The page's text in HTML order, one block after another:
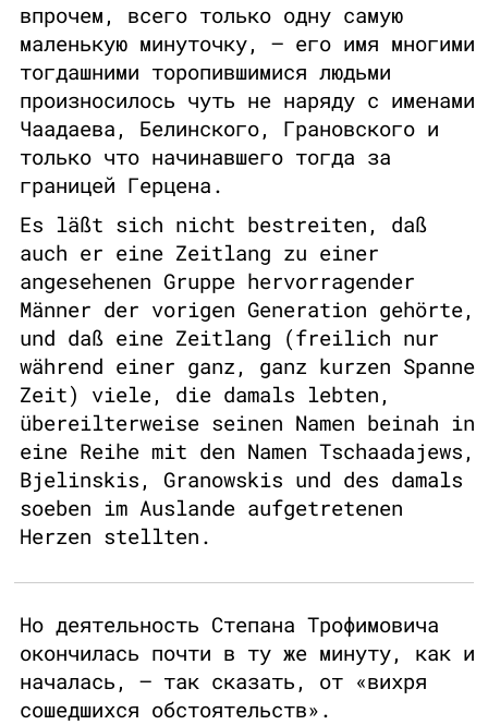
впрочем, всего только одну самую
маленькую минуточку, – его имя многими
тогдашними торопившимися людьми
произносилось чуть не наряду с именами
Чаадаева, Белинского, Грановского и
только что начинавшего тогда за
границей Герцена.
Es läßt sich nicht bestreiten, daß
auch er eine Zeitlang zu einer
angesehenen Gruppe hervorragender
Männer der vorigen Generation gehörte,
und daß eine Zeitlang (freilich nur
während einer ganz, ganz kurzen Spanne
Zeit) viele, die damals lebten,
übereilterweise seinen Namen beinah in
eine Reihe mit den Namen Tschaadajews,
Bjelinskis, Granowskis und des damals
soeben im Auslande aufgetretenen
Herzen stellten.
Но деятельность Степана Трофимовича
окончилась почти в ту же минуту, как и
началась, – так сказать, от «вихря
сошедшихся обстоятельств».